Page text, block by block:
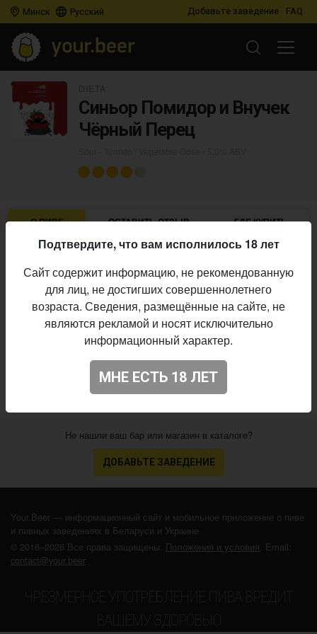
Минск Русский Добавьте заведение FAQ
Синьор Помидор и Внучек
Чëрный Перец
О ПИВЕ ОСТАВИТЬ ОТЗЫВ ГДЕ КУПИТЬ
Стиль:
Sour - Tomato / Vegetable Gose
Алкоголь:
5,0%
выпуска:
02.03.2026
4.203
Не нашли ваш бар или магазин в каталоге?
ДОБАВЬТЕ ЗАВЕДЕНИЕ
Your.Beer — информационный сайт и мобильное приложение о пиве
и пивных заведениях в Беларуси и Украине
© 2016–2026 Все права защищены. Положения и условия. Email:
contact@your.beer
ЧРЕЗМЕРНОЕ УПОТРЕБЛЕНИЕ ПИВА ВРЕДИТ
ВАШЕМУ ЗДОРОВЬЮ
Подтвердите, что вам исполнилось 18 лет
Сайт содержит информацию, не рекомендованную
для лиц, не достигших совершеннолетнего
возраста. Сведения, размещённые на сайте, не
являются рекламой и носят исключительно
информационный характер.
МНЕ ЕСТЬ 18 ЛЕТ